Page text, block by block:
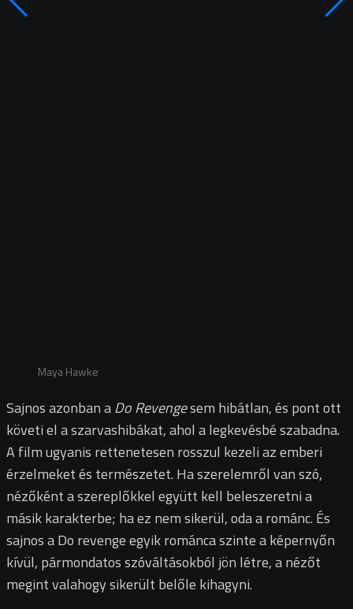
Maya Hawke
Sajnos azonban aDo Revengesem hibátlan, és pont ott
követi el a szarvashibákat, ahol a legkevésbé szabadna.
A film ugyanis rettenetesen rosszul kezeli az emberi
érzelmeket és természetet. Ha szerelemről van szó,
nézőként a szereplőkkel együtt kell beleszeretni a
másik karakterbe; ha ez nem sikerül, oda a románc. És
sajnos a Do revenge egyik románca szinte a képernyőn
kívül, pármondatos szóváltásokból jön létre, a nézőt
megint valahogy sikerült belőle kihagyni.